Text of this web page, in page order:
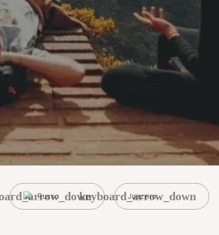
Russo Juazeiro
keyboard_arrow_down